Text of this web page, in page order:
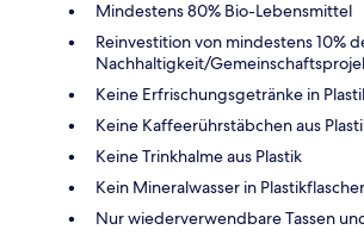
Mindestens 80% Bio-Lebensmittel
Reinvestition von mindestens 10%
Nachhaltigkeit/
Keine Erfrischungsgetränke in
Keine Kaffeerührstäbchen aus
Keine Trinkhalme aus Plastik
Kein Mineralwasser in
Nur wiederverwendbare Tassen